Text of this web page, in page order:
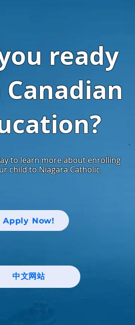
ready
to learn more about enrolling
child to Niagara Catholic.
Apply Now!
中文网站